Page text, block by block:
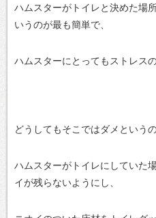
ハムスターがトイレと決めた場
いうのが最も簡単で、
ハムスターにとってもストレス
どうしてもそこではダメという
ハムスターがトイレにしていた
イが残らないようにし、